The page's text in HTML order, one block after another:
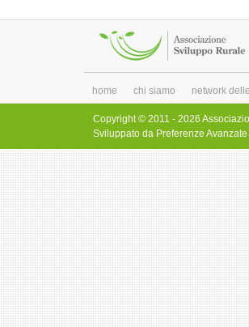
home chi siamo network
Copyright © 2011 - 2026
Sviluppato da Preferenze Avanzate